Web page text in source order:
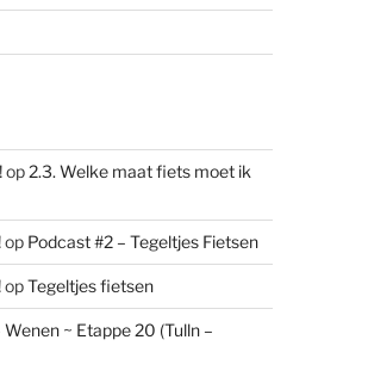
op2.3. Welke maat fiets moet ik
op Podcast #2 – Tegeltjes Fietsen
opTegeltjes fietsen
~ Etappe 20 (Tulln –